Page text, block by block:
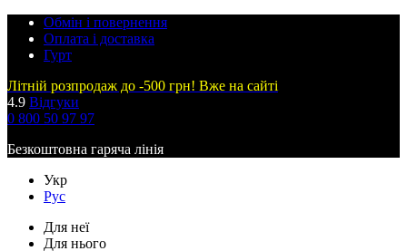
Обмін і повернення
Оплата і доставка
Гурт
Літній розпродаж до -500 грн! Вже на сайті
4.9 Відгуки
0 800 50 97 97
Безкоштовна гаряча лінія
Укр
Рус
Для неї
Для нього